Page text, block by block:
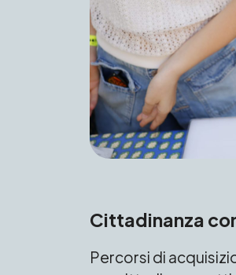
Cittadinanza
Percorsi di